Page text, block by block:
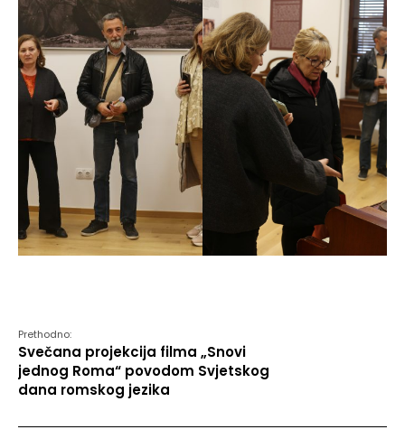
Prethodno:
Svečana projekcija filma „Snovi
jednog Roma“ povodom Svjetskog
dana romskog jezika